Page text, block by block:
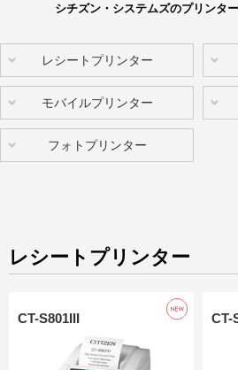
シチズン・システムズのプリンタ
レシートプリンター
モバイルプリンター
フォトプリンター
レシートプリンター
CT-S801III CT-